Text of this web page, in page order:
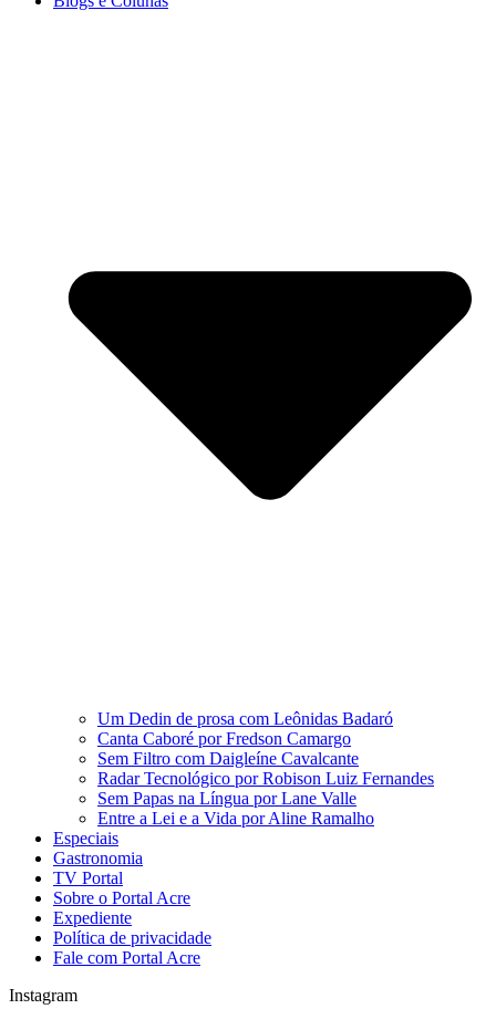
Um Dedin de prosa com Leônidas Badaró
Canta Caboré por Fredson Camargo
Sem Filtro com Daigleíne Cavalcante
Radar Tecnológico por Robison Luiz Fernandes
Sem Papas na Língua por Lane Valle
Entre a Lei e a Vida por Aline Ramalho
Especiais
Gastronomia
TV Portal
Sobre o Portal Acre
Expediente
Política de privacidade
Fale com Portal Acre
Instagram